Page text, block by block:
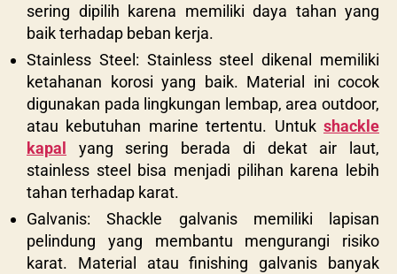
sering dipilih karena memiliki daya tahan yang
baik terhadap beban kerja.
Stainless Steel: Stainless steel dikenal memiliki
ketahanan korosi yang baik. Material ini cocok
digunakan pada lingkungan lembap, area outdoor,
atau kebutuhan marine tertentu. Untuk shackle
kapal
yang sering berada di dekat air laut,
stainless steel bisa menjadi pilihan karena lebih
tahan terhadap karat.
Galvanis: Shackle galvanis memiliki lapisan
pelindung yang membantu mengurangi risiko
karat. Material atau finishing galvanis banyak